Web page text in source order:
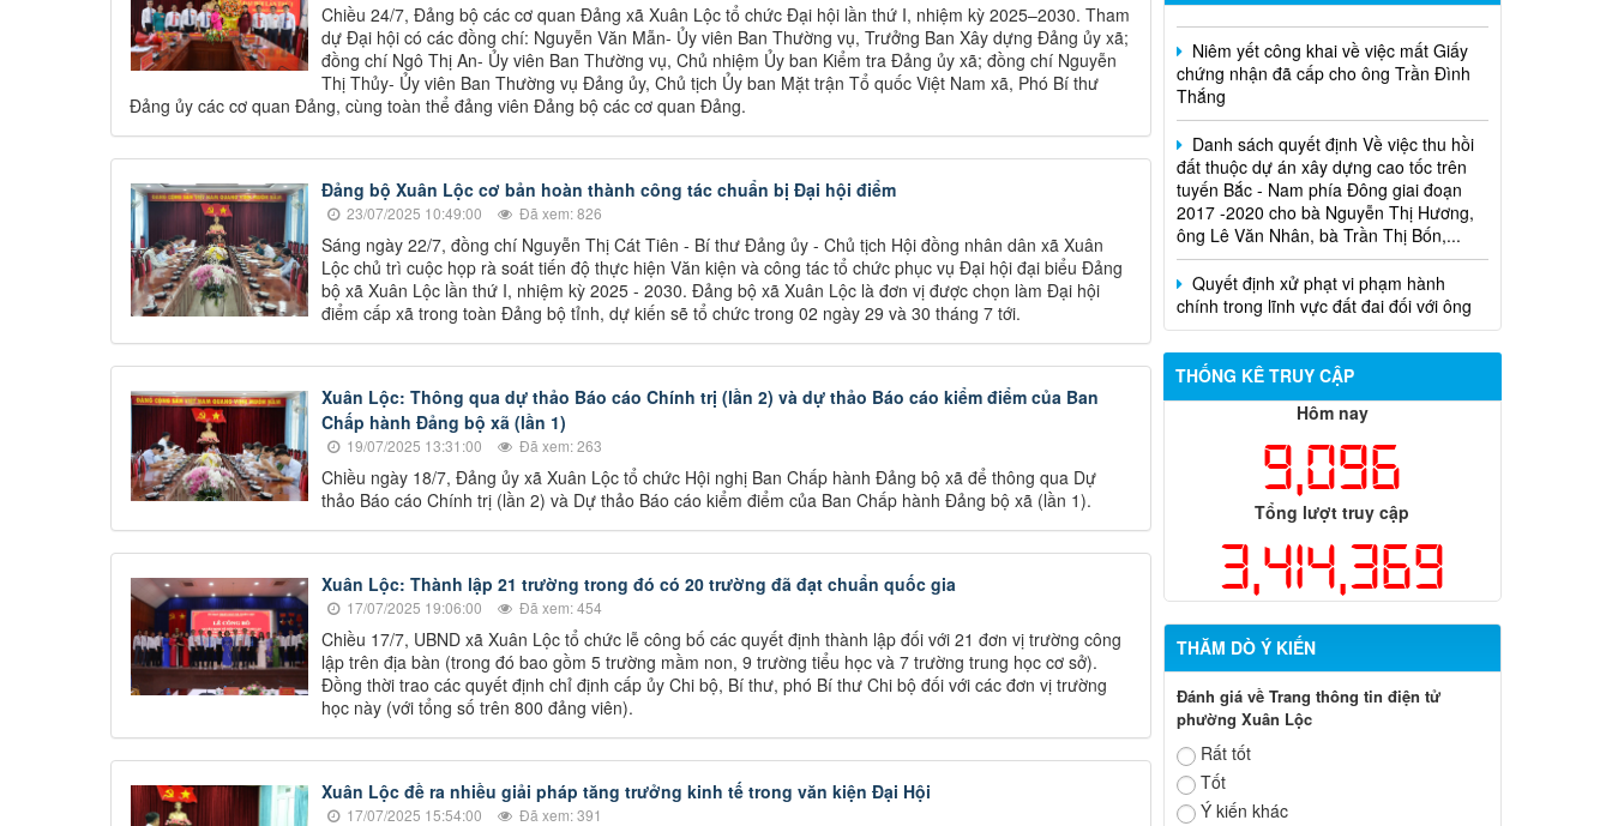
Chiều 24/7, Đảng bộ các cơ quan Đảng xã Xuân Lộc tổ chức Đại hội lần thứ I, nhiệm kỳ 2025–2030. Tham
dự Đại hội có các đồng chí: Nguyễn Văn Mẫn- Ủy viên Ban Thường vụ, Trưởng Ban Xây dựng Đảng ủy xã;
đồng chí Ngô Thị An- Ủy viên Ban Thường vụ, Chủ nhiệm Ủy ban Kiểm tra Đảng ủy xã; đồng chí Nguyễn
Thị Thủy- Ủy viên Ban Thường vụ Đảng ủy, Chủ tịch Ủy ban Mặt trận Tổ quốc Việt Nam xã, Phó Bí thư
Đảng ủy các cơ quan Đảng, cùng toàn thể đảng viên Đảng bộ các cơ quan Đảng.
Đảng bộ Xuân Lộc cơ bản hoàn thành công tác chuẩn bị Đại hội điểm
23/07/2025 10:49:00 Đã xem: 826
Sáng ngày 22/7, đồng chí Nguyễn Thị Cát Tiên - Bí thư Đảng ủy - Chủ tịch Hội đồng nhân dân xã Xuân
Lộc chủ trì cuộc họp rà soát tiến độ thực hiện Văn kiện và công tác tổ chức phục vụ Đại hội đại biểu Đảng
bộ xã Xuân Lộc lần thứ I, nhiệm kỳ 2025 - 2030. Đảng bộ xã Xuân Lộc là đơn vị được chọn làm Đại hội
điểm cấp xã trong toàn Đảng bộ tỉnh, dự kiến sẽ tổ chức trong 02 ngày 29 và 30 tháng 7 tới.
Xuân Lộc: Thông qua dự thảo Báo cáo Chính trị (lần 2) và dự thảo Báo cáo kiểm điểm của Ban
Chấp hành Đảng bộ xã (lần 1)
19/07/2025 13:31:00 Đã xem: 263
Chiều ngày 18/7, Đảng ủy xã Xuân Lộc tổ chức Hội nghị Ban Chấp hành Đảng bộ xã để thông qua Dự
thảo Báo cáo Chính trị (lần 2) và Dự thảo Báo cáo kiểm điểm của Ban Chấp hành Đảng bộ xã (lần 1).
Xuân Lộc: Thành lập 21 trường trong đó có 20 trường đã đạt chuẩn quốc gia
17/07/2025 19:06:00 Đã xem: 454
Chiều 17/7, UBND xã Xuân Lộc tổ chức lễ công bố các quyết định thành lập đối với 21 đơn vị trường công
lập trên địa bàn (trong đó bao gồm 5 trường mầm non, 9 trường tiểu học và 7 trường trung học cơ sở).
Đồng thời trao các quyết định chỉ định cấp ủy Chi bộ, Bí thư, phó Bí thư Chi bộ đối với các đơn vị trường
học này (với tổng số trên 800 đảng viên).
Xuân Lộc đề ra nhiều giải pháp tăng trưởng kinh tế trong văn kiện Đại Hội
17/07/2025 15:54:00 Đã xem: 391
chứng nhận đã cấp cho ông Trần Đình
Thắng
Danh sách quyết định Về việc thu hồi
đất thuộc dự án xây dựng cao tốc trên
tuyến Bắc - Nam phía Đông giai đoạn
2017 -2020 cho bà Nguyễn Thị Hương,
ông Lê Văn Nhân, bà Trần Thị Bốn,...
Quyết định xử phạt vi phạm hành
chính trong lĩnh vực đất đai đối với ông
Trần Hồng Phước
THỐNG KÊ TRUY CẬP
Hôm nay
9,096
Tổng lượt truy cập
3,414,369
THĂM DÒ Ý KIẾN
Đánh giá về Trang thông tin điện tử
phường Xuân Lộc
Rất tốt
Tốt
Ý kiến khác